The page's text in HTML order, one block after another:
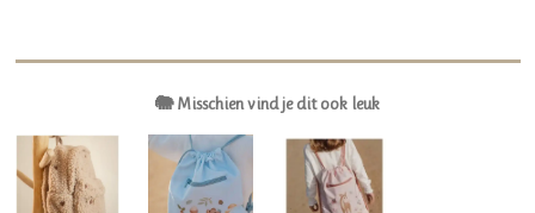
🐘 Misschien vind je dit ook leuk